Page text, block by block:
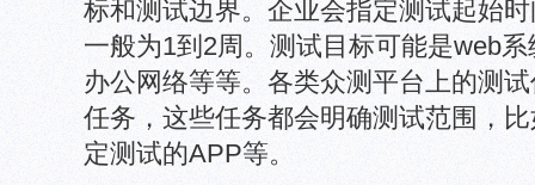
标和测试边界。企业会指定测试起始
一般为1到2周。测试目标可能是web
办公网络等等。各类众测平台上的测
任务，这些任务都会明确测试范围，
定测试的APP等。